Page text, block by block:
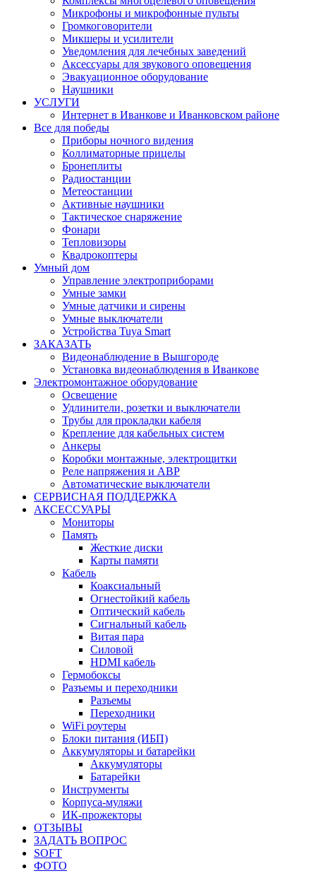
Микрофоны и микрофонные пульты
Громкоговорители
Микшеры и усилители
Уведомления для лечебных заведений
Аксессуары для звукового оповещения
Эвакуационное оборудование
Наушники
УСЛУГИ
Интернет в Иванкове и Иванковском районе
Все для победы
Приборы ночного видения
Коллиматорные прицелы
Бронеплиты
Радиостанции
Метеостанции
Активные наушники
Тактическое снаряжение
Фонари
Тепловизоры
Квадрокоптеры
Умный дом
Управление электроприборами
Умные замки
Умные датчики и сирены
Умные выключатели
Устройства Tuya Smart
ЗАКАЗАТЬ
Видеонаблюдение в Вышгороде
Установка видеонаблюдения в Иванкове
Электромонтажное оборудование
Освещение
Удлинители, розетки и выключатели
Трубы для прокладки кабеля
Крепление для кабельных систем
Анкеры
Коробки монтажные, электрощитки
Реле напряжения и АВР
Автоматические выключатели
СЕРВИСНАЯ ПОДДЕРЖКА
АКСЕССУАРЫ
Мониторы
Память
Жесткие диски
Карты памяти
Кабель
Коаксиальный
Огнестойкий кабель
Оптический кабель
Сигнальный кабель
Витая пара
Силовой
HDMI кабель
Гермобоксы
Разъемы и переходники
Разъемы
Переходники
WiFi роутеры
Блоки питания (ИБП)
Аккумуляторы и батарейки
Аккумуляторы
Батарейки
Инструменты
Корпуса-муляжи
ИК-прожекторы
ОТЗЫВЫ
ЗАДАТЬ ВОПРОС
SOFT
ФОТО